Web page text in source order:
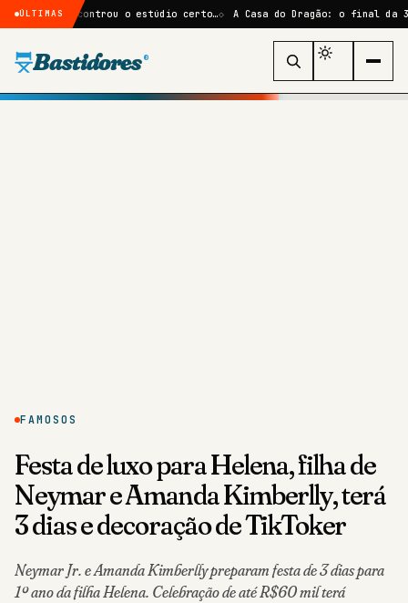
ÚLTIMAS
encontrou o estúdio certo… A Casa do Dragão: o final da 3ª
Bastidores ®
FAMOSOS
Festa de luxo para Helena, filha de
Neymar e Amanda Kimberlly, terá
3 dias e decoração de TikToker
Neymar Jr. e Amanda Kimberlly preparam festa de 3 dias para
1º ano da filha Helena. Celebração de até R$60 mil terá